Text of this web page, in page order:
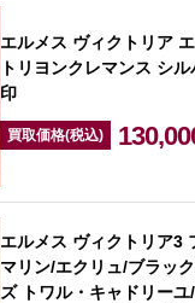
エルメス ヴィクトリア
トリヨンクレマンス シ
印
買取価格(税込)
エルメス ヴィクトリア3
マリン/エクリュ/ブラッ
ズ トワル・キャドリーユ